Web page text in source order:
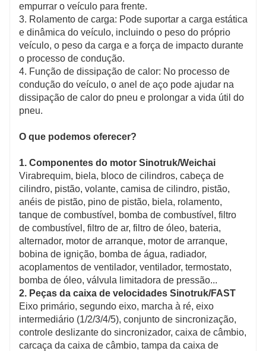
empurrar o veículo para frente.
3. Rolamento de carga: Pode suportar a carga estática
e dinâmica do veículo, incluindo o peso do próprio
veículo, o peso da carga e a força de impacto durante
o processo de condução.
4. Função de dissipação de calor: No processo de
condução do veículo, o anel de aço pode ajudar na
dissipação de calor do pneu e prolongar a vida útil do
pneu.
O que podemos oferecer?
1. Componentes do motor Sinotruk/Weichai
Virabrequim, biela, bloco de cilindros, cabeça de
cilindro, pistão, volante, camisa de cilindro, pistão,
anéis de pistão, pino de pistão, biela, rolamento,
tanque de combustível, bomba de combustível, filtro
de combustível, filtro de ar, filtro de óleo, bateria,
alternador, motor de arranque, motor de arranque,
bobina de ignição, bomba de água, radiador,
acoplamentos de ventilador, ventilador, termostato,
bomba de óleo, válvula limitadora de pressão...
2. Peças da caixa de velocidades Sinotruk/FAST
Eixo primário, segundo eixo, marcha à ré, eixo
intermediário (1/2/3/4/5), conjunto de sincronização,
controle deslizante do sincronizador, caixa de câmbio,
carcaça da caixa de câmbio, tampa da caixa de